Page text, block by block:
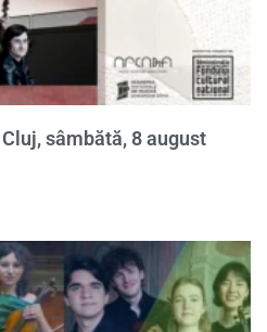
sâmbătă, 8 august